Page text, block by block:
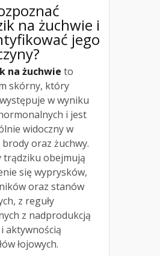
na żuchwie i
jego
na żuchwie to
skórny, który
w wyniku
i jest
widoczny w
oraz żuchwy.
trądziku obejmują
się wyprysków,
oraz stanów
z reguły
z nadprodukcją
aktywnością
łojowych.